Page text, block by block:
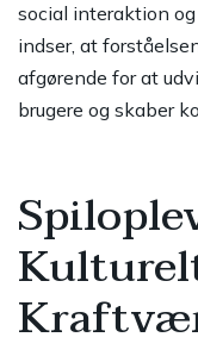
social interaktion
indser, at
afgørende for at
brugere og skaber